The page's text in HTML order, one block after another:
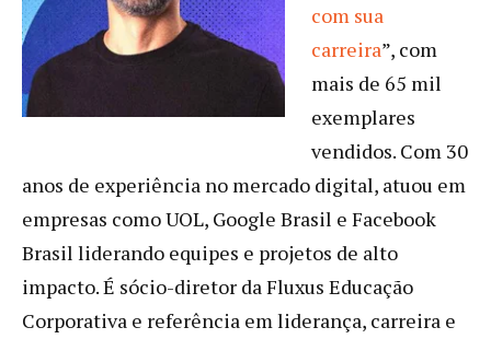
com sua
carreira”, com
mais de 65 mil
exemplares
vendidos. Com 30
anos de experiência no mercado digital, atuou em
empresas como UOL, Google Brasil e Facebook
Brasil liderando equipes e projetos de alto
impacto. É sócio-diretor da Fluxus Educação
Corporativa e referência em liderança, carreira e